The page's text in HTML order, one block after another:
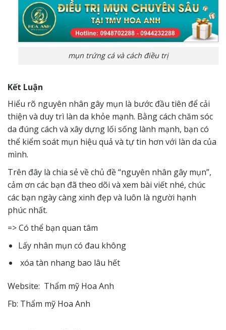
mụn trứng cá và cách điều trị
Kết Luận
Hiểu rõ nguyên nhân gây mụn là bước đầu tiên để cải
thiện và duy trì làn da khỏe mạnh. Bằng cách chăm sóc
da đúng cách và xây dựng lối sống lành mạnh, bạn có
thể kiểm soát mụn hiệu quả và tự tin hơn với làn da của
mình.
Trên đây là chia sẻ về chủ đề “nguyên nhân gây mụn”,
cảm ơn các bạn đã theo dõi và xem bài viết nhé, chúc
các bạn ngày càng xinh đẹp và luôn là người hạnh
phúc nhất.
=> Có thể bạn quan tâm
Lấy nhân mụn có đau không
xóa tàn nhang bao lâu hết
Website: Thẩm mỹ Hoa Anh
Fb: Thẩm mỹ Hoa Anh